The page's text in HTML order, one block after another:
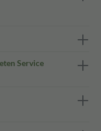
Service